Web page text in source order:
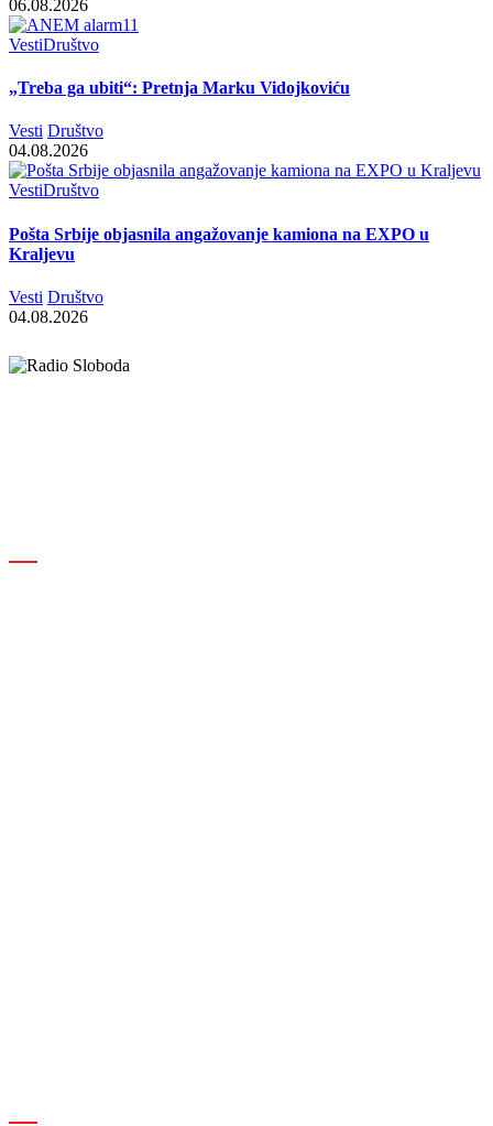
06.08.2026
VestiDruštvo
„Treba ga ubiti“: Pretnja Marku Vidojkoviću
Vesti Društvo
04.08.2026
VestiDruštvo
Pošta Srbije objasnila angažovanje kamiona na EXPO u
Kraljevu
Vesti Društvo
04.08.2026